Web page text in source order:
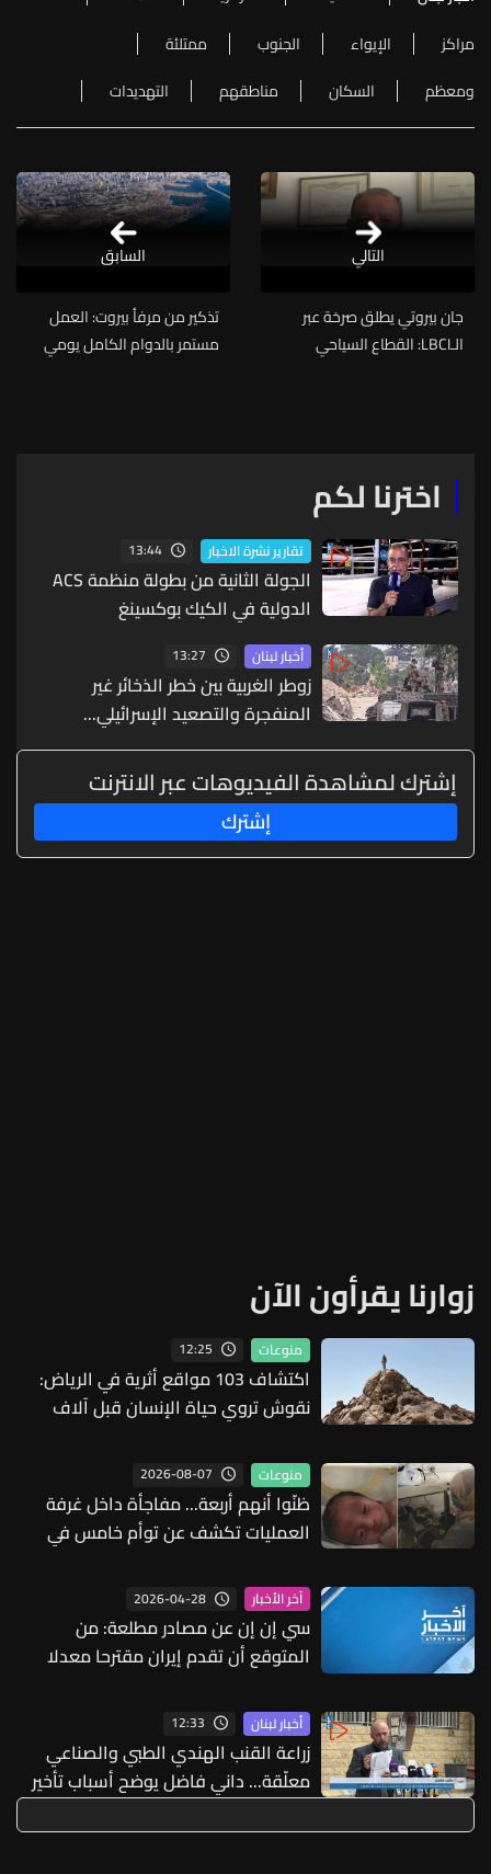
مراكز
الإيواء الجنوب
ممتلئة
ومعظم
السكان مناطقهم التهديدات
التالي
جان بيروتي يطلق صرخة عبر
الـLBCI: القطاع السياحي
تذكير من مرفأ بيروت: العمل
مستمر بالدوام الكامل يومي
السابق
اخترنا لكم
تقارير نشرة الاخبار 13:44
الجولة الثانية من بطولة منظمة ACS
الدولية في الكيك بوكسينغ
أخبار لبنان 13:27
زوطر الغربية بين خطر الذخائر غير
المنفجرة والتصعيد الإسرائيلي...
إشترك لمشاهدة الفيديوهات عبر الانترنت
إشترك
زوارنا يقرأون الآن
منوعات 12:25
اكتشاف 103 مواقع أثرية في الرياض:
نقوش تروي حياة الإنسان قبل آلاف
منوعات 2026-08-07
ظنّوا أنهم أربعة... مفاجأة داخل غرفة
العمليات تكشف عن توأم خامس في
آخر الأخبار 2026-04-28
سي إن إن عن مصادر مطلعة: من
المتوقع أن تقدم إيران مقترحا معدلا
المقبلة
أخبار لبنان 12:33
زراعة القنب الهندي الطبي والصناعي
معلّقة... داني فاضل يوضح أسباب تأخير
المراسيم التطبيقية